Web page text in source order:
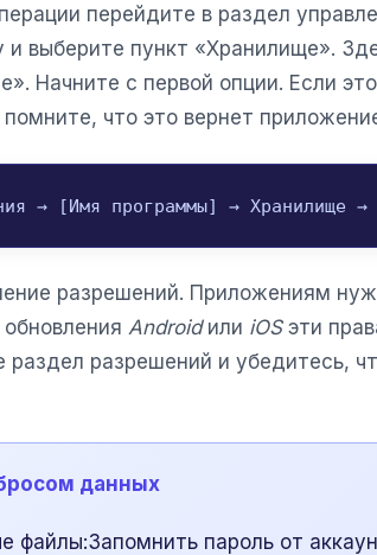
перейдите в раздел
выберите пункт «Хранилище».
Начните с первой опции. Если
что это вернет
→ [Имя программы] → Хранилище →
разрешений. Приложениям
Androidили iOSэти
раздел разрешений и убедитесь,
данных
файлы:Запомнить пароль от